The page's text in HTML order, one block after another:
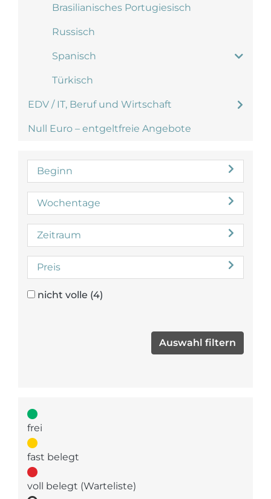
Brasilianisches Portugiesisch
Russisch
Spanisch
Türkisch
EDV / IT, Beruf und Wirtschaft
Null Euro – entgeltfreie Angebote
Beginn
Wochentage
Zeitraum
Preis
nicht volle (4)
frei
fast belegt
voll belegt (Warteliste)